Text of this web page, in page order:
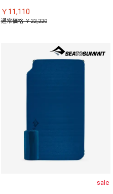
￥11,110
通常価格 ￥22,220
sale